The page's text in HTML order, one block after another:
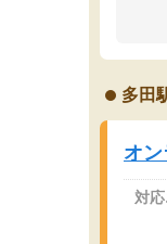
多田
オ
対